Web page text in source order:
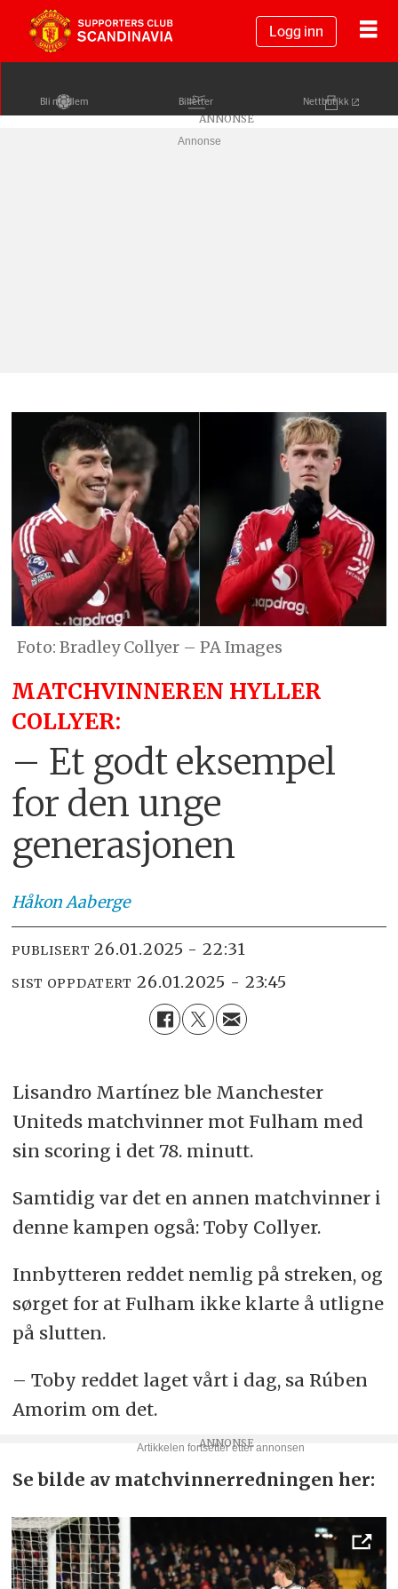
Logg inn
Bli medlem Billetter Nettbutikk
Annonse
Bradley Collyer – PA Images
MATCHVINNEREN HYLLER
COLLYER:
– Et godt eksempel
for den unge
generasjonen
HåkonAaberge
PUBLISERT 26.01.2025 - 22:31
SIST OPPDATERT 26.01.2025 - 23:45
Lisandro Martínez ble Manchester
Uniteds matchvinner mot Fulham med
sin scoring i det 78. minutt.
Samtidig var det en annen matchvinner i
denne kampen også: Toby Collyer.
Innbytteren reddet nemlig på streken, og
sørget for at Fulham ikke klarte å utligne
på slutten.
– Toby reddet laget vårt i dag, sa Rúben
Amorim om det.
Se bilde av matchvinnerredningen her: